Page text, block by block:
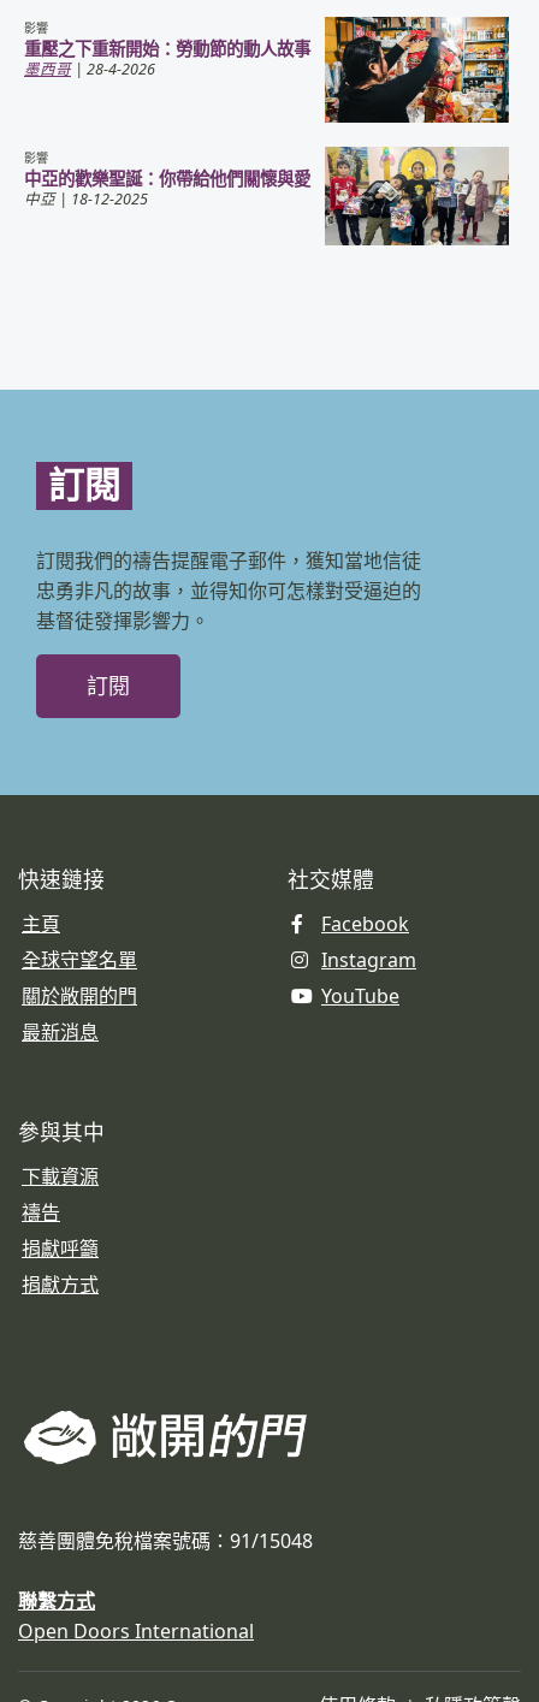
影響
重壓之下重新開始：勞動節的動人故事
墨西哥| 28-4-2026
影響
中亞的歡樂聖誕：你帶給他們關懷與愛
中亞| 18-12-2025
訂閱
訂閱我們的禱告提醒電子郵件，獲知當地信徒
忠勇非凡的故事，並得知你可怎樣對受逼迫的
基督徒發揮影響力。
訂閱
快速鏈接
主頁
全球守望名單
關於敞開的門
最新消息
社交媒體
Facebook
Instagram
YouTube
參與其中
下載資源
禱告
捐獻呼籲
捐獻方式
慈善團體免稅檔案號碼：91/15048
聯繫方式
Open Doors International